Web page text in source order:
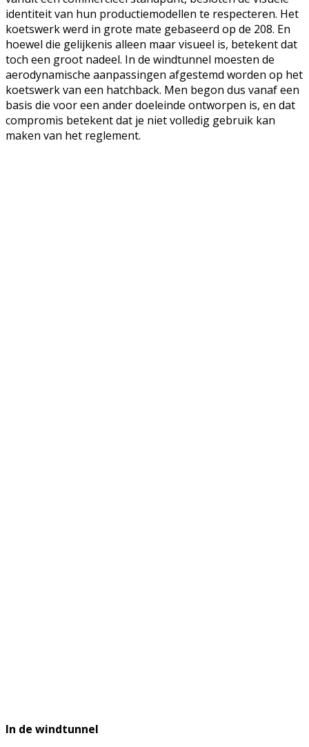
identiteit van hun productiemodellen te respecteren. Het
koetswerk werd in grote mate gebaseerd op de 208. En
hoewel die gelijkenis alleen maar visueel is, betekent dat
toch een groot nadeel. In de windtunnel moesten de
aerodynamische aanpassingen afgestemd worden op het
koetswerk van een hatchback. Men begon dus vanaf een
basis die voor een ander doeleinde ontworpen is, en dat
compromis betekent dat je niet volledig gebruik kan
maken van het reglement.
In de windtunnel